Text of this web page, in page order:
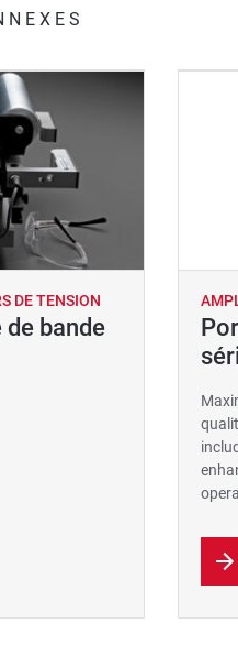
DE TENSION
bande